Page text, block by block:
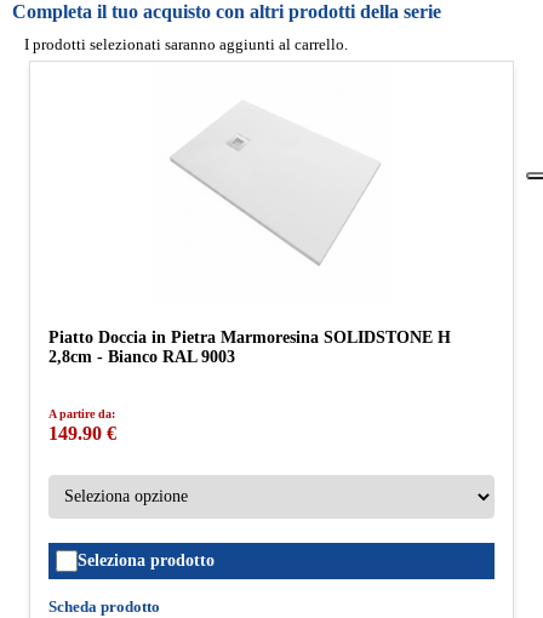
Completa il tuo acquisto con altri prodotti della serie
I prodotti selezionati saranno aggiunti al carrello.
Piatto Doccia in Pietra Marmoresina SOLIDSTONE H
2,8cm - Bianco RAL 9003
A partire da:
149.90 €
Seleziona prodotto
Scheda prodotto